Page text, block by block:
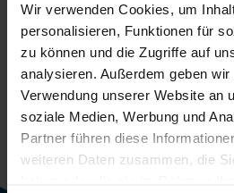
Wir verwenden Cookies, um
personalisieren, Funktionen für
zu können und die Zugriffe auf
analysieren. Außerdem geben
Verwendung unserer Website an
soziale Medien, Werbung und
Partner führen diese
weiteren Daten zusammen, die
 WhatsApp
0800 /